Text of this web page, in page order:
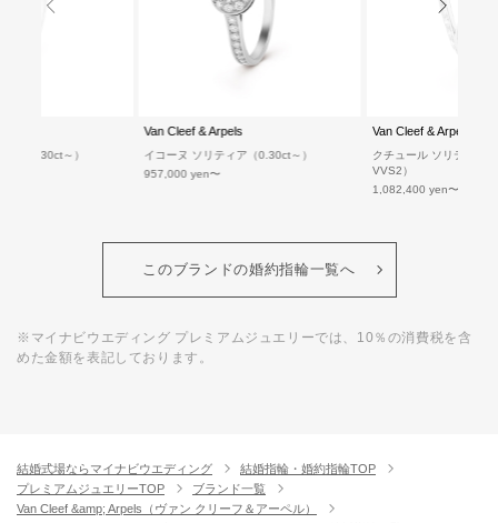
ア（0.30ct～）
Van Cleef & Arpels
イコーヌ ソリティア（0.30ct～）
957,000 yen
Van Cleef & Arpels
クチュール ソリティア
VVS2）
1,082,400 yen
このブランドの婚約指輪一覧へ
※マイナビウエディング プレミアムジュエリーでは、10％の消費税を含
めた金額を表記しております。
結婚式場ならマイナビウエディング
結婚指輪・婚約指輪TOP
プレミアムジュエリーTOP
ブランド一覧
Van Cleef &amp; Arpels（ヴァン クリーフ＆アーペル）